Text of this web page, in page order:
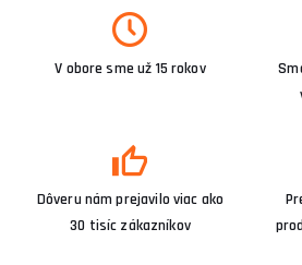
V obore sme už 15 rokov
Dôveru nám prejavilo viac ako
30 tisíc zákazníkov